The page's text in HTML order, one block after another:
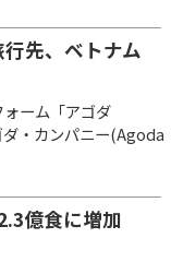
先、ベトナム
ーム「アゴダ
・カンパニー(Agoda
億食に増加